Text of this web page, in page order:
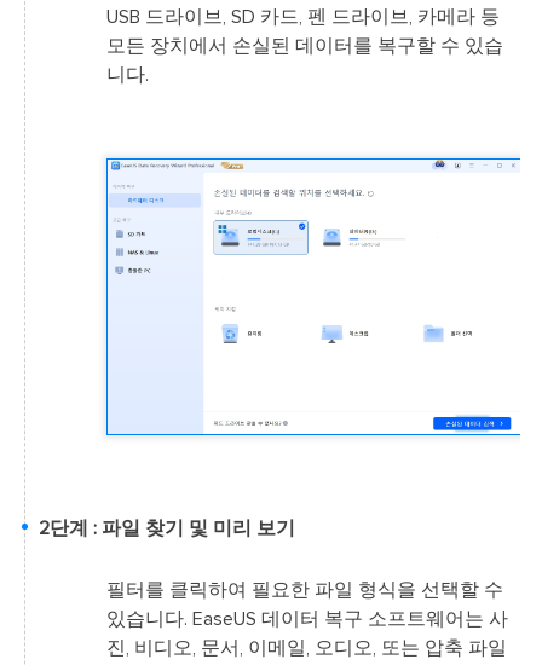
USB 드라이브, SD 카드, 펜 드라이브, 카메라 등
모든 장치에서 손실된 데이터를 복구할 수 있습
니다.
2단계 : 파일 찾기 및 미리 보기
필터를 클릭하여 필요한 파일 형식을 선택할 수
있습니다. EaseUS 데이터 복구 소프트웨어는 사
진, 비디오, 문서, 이메일, 오디오, 또는 압축 파일